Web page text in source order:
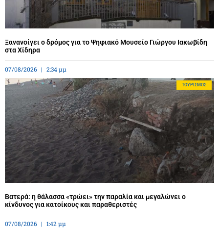
Ξανανοίγει ο δρόμος για το Ψηφιακό Μουσείο Γιώργου Ιακωβίδη
στα Χίδηρα
07/08/2026 2:34 μμ
ΤΟΥΡΙΣΜΌΣ
Βατερά: η θάλασσα «τρώει» την παραλία και μεγαλώνει ο
κίνδυνος για κατοίκους και παραθεριστές
07/08/2026 1:42 μμ